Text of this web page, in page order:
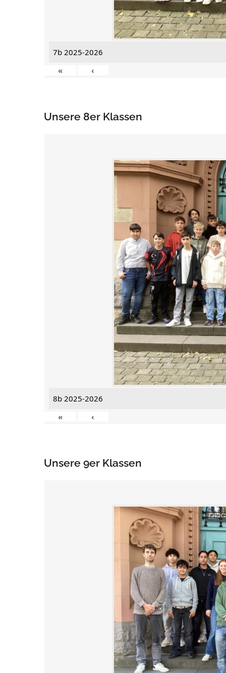
7b 2025-2026
«
‹
Unsere 8er Klassen
8b 2025-2026
«
‹
Unsere 9er Klassen